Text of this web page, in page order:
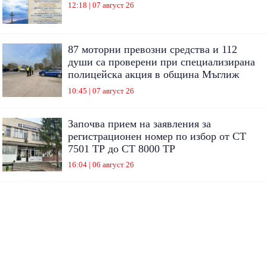
12:18 | 07 август 26
87 моторни превозни средства и 112
души са проверени при специализирана
полицейска акция в община Мъглиж
10:45 | 07 август 26
Започва прием на заявления за
регистрационен номер по избор от СТ
7501 ТР до СТ 8000 ТР
16:04 | 06 август 26